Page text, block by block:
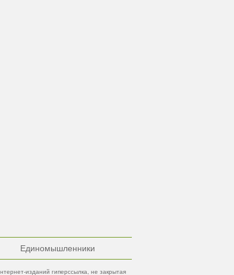
Единомышленники
изданий гиперссылка, не закрытая